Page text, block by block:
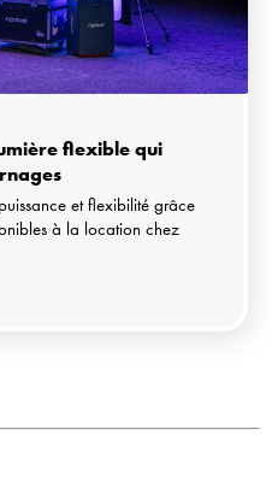
flexible qui
et flexibilité grâce
à la location chez